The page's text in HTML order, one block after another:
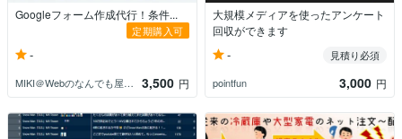
Googleフォーム作成代行！条件...
定期購入可
-
MIKI＠Webのなんでも屋さん 3,500 円
大規模メディアを使ったアンケート
回収ができます
-
見積り必須
pointfun
3,000 円